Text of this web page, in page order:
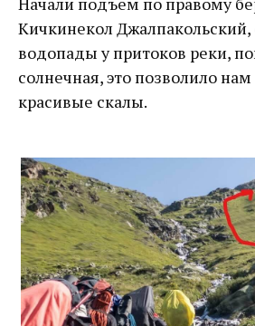
Кичкинекол
водопады у притоков реки,
солнечная, это позволило
красивые скалы.